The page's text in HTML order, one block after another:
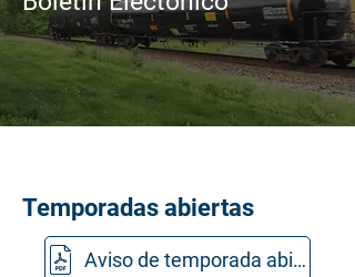
Temporadas abiertas
Aviso de temporada abierta